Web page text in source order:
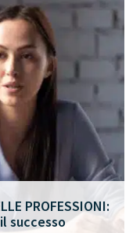
PROFESSIONI:
successo